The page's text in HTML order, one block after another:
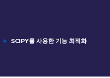
SCIPY를 사용한 기능 최적화